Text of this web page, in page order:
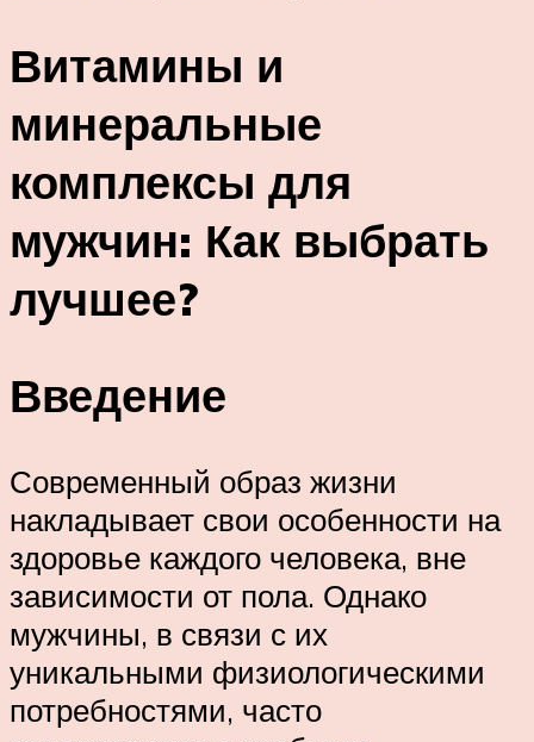
Витамины и
минеральные
комплексы для
мужчин: Как выбрать
лучшее?
Введение
Современный образ жизни
накладывает свои особенности на
здоровье каждого человека, вне
зависимости от пола. Однако
мужчины, в связи с их
уникальными физиологическими
потребностями, часто